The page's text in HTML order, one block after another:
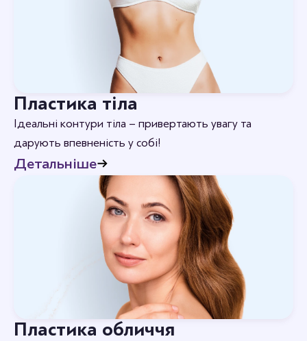
Пластика тіла
Ідеальні контури тіла – привертають увагу та
дарують впевненість у собі!
Детальніше
Пластика обличчя